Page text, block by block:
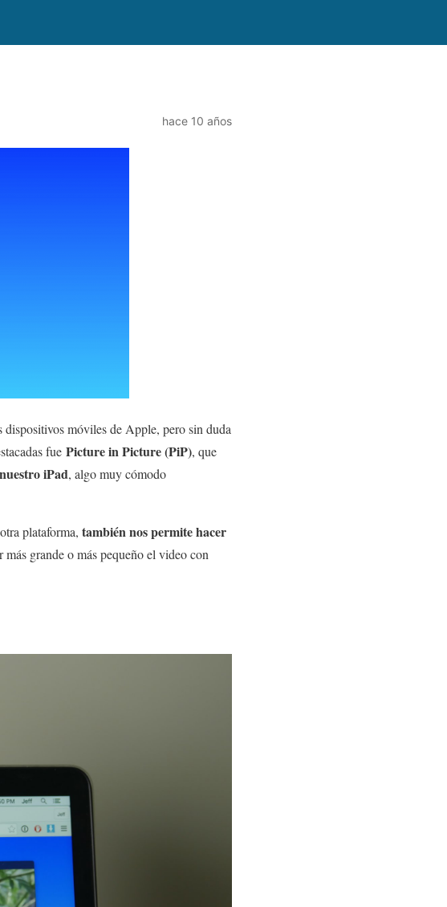
hace 10 años
móviles de Apple, pero sin duda
fue Picture in Picture (PiP), que
iPad, algo muy cómodo
plataforma, también nos permite hacer
más grande o más pequeño el video con